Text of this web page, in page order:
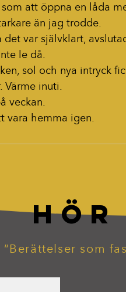
som att öppna en låda
än jag trodde.
det var självklart,
le då.
sol och nya intryck
Värme inuti.
veckan.
vara hemma igen.
“Berättelser som